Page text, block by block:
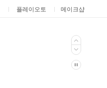
플레이오토 메이크샵